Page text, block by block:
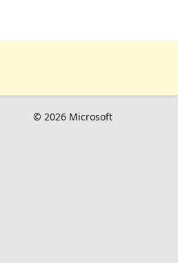
© 2026 Microsoft